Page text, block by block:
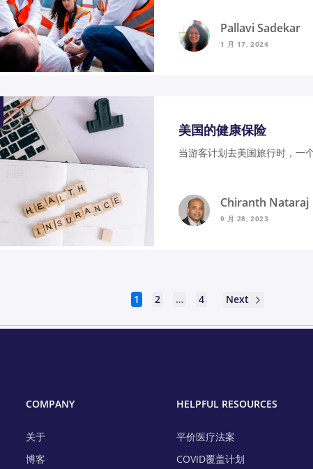
Pallavi Sadekar
1 月 17, 2024
美国的健康保险
当游客计划去美国旅行时，一
Chiranth Nataraj
9 月 28, 2023
1 2 … 4 Next
COMPANY
关于
博客
HELPFUL RESOURCES
平价医疗法案
COVID覆盖计划